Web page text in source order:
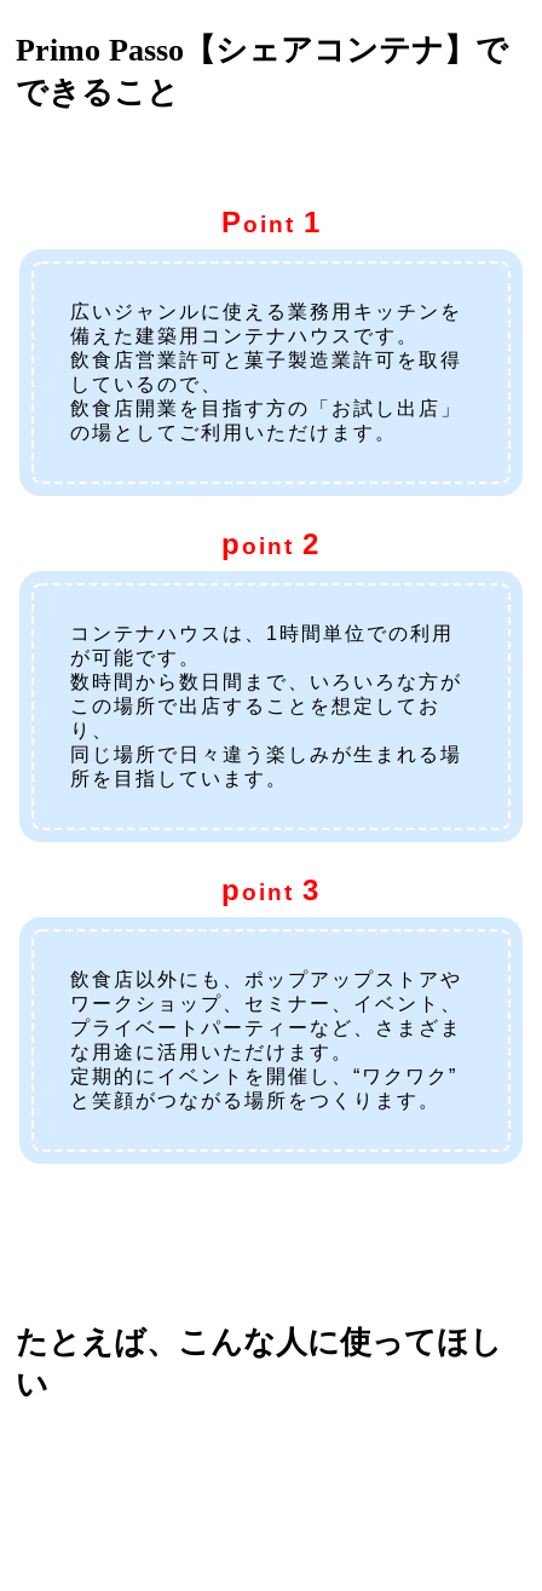
Primo Passo【シェアコンテナ】で
できること
Point 1
広いジャンルに使える業務用キッチンを
備えた建築用コンテナハウスです。
飲食店営業許可と菓子製造業許可を取得
しているので、
飲食店開業を目指す方の「お試し出店」
の場としてご利用いただけます。
point 2
コンテナハウスは、1時間単位での利用
が可能です。
数時間から数日間まで、いろいろな方が
この場所で出店することを想定してお
り、
同じ場所で日々違う楽しみが生まれる場
所を目指しています。
point 3
飲食店以外にも、ポップアップストアや
ワークショップ、セミナー、イベント、
プライベートパーティーなど、さまざま
な用途に活用いただけます。
定期的にイベントを開催し、“ワクワク”
と笑顔がつながる場所をつくります。
たとえば、こんな人に使ってほし
い